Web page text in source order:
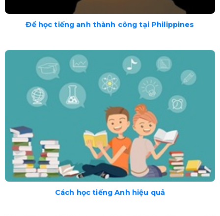
Để học tiếng anh thành công tại Philippines
Cách học tiếng Anh hiệu quả